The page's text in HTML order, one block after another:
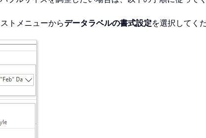
トメニューからデータラベルの書式設定を選択してく